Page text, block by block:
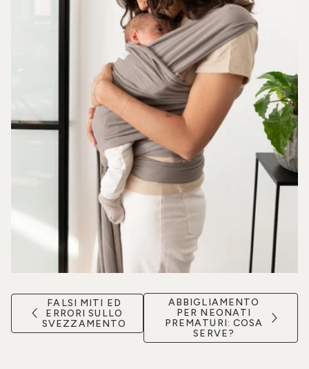
FALSI MITI ED
ERRORI SULLO
SVEZZAMENTO
ABBIGLIAMENTO
PER NEONATI
PREMATURI: COSA
SERVE?